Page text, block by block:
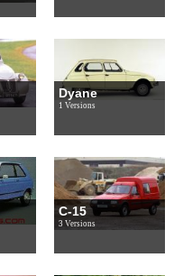
Dyane
1 Versions
C-15
3 Versions